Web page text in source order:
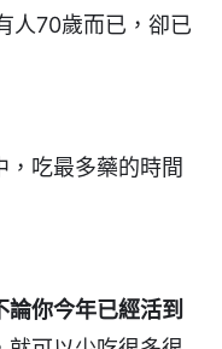
人70歲而已，卻已
，吃最多藥的時間
你今年已經活到